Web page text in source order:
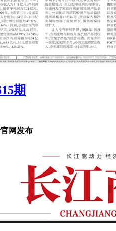
期
网发布